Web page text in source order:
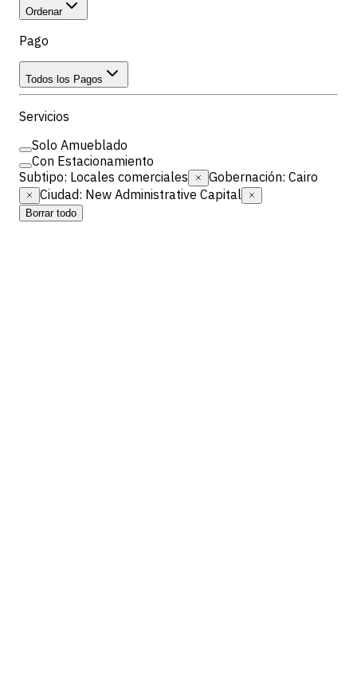
Ordenar
Pago
Todos los Pagos
Servicios
Solo Amueblado
Con Estacionamiento
Subtipo: Locales comerciales Gobernación: Cairo
Ciudad: New Administrative Capital
Borrar todo